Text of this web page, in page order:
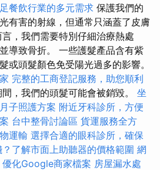
餐飲行業的多元需求 保護我們的
有害的射線，但通常只涵蓋了皮膚
，我們需要特別仔細治療熱處
導致骨折。 一些護髮產品含有紫
或頭髮顏色免受陽光過多的影響。
完整的工商登記服務，助您順利
，我們的頭髮可能會被銷毀。 坐
子照護方案 附近牙科診所，方便
台中整骨討論區 貨運服務全方
運輸 選擇合適的眼科診所，確保
了解市面上助聽器的價格範圍 網
優化Google商家檔案 房屋漏水處